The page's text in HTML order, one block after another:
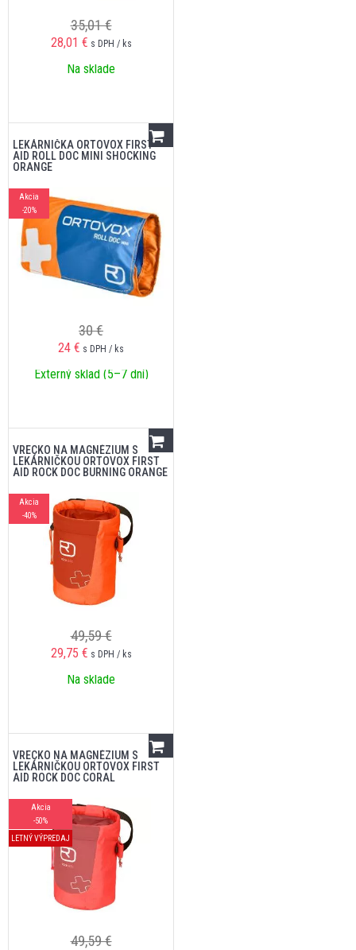
35,01 €
28,01 € s DPH / ks
Na sklade
LEKÁRNIČKA ORTOVOX FIRST
AID ROLL DOC MINI SHOCKING
ORANGE
Akcia
-20%
30 €
24 € s DPH / ks
Externý sklad (5–7 dní)
VRECKO NA MAGNÉZIUM S
LEKÁRNIČKOU ORTOVOX FIRST
AID ROCK DOC BURNING ORANGE
Akcia
-40%
49,59 €
29,75 € s DPH / ks
Na sklade
VRECKO NA MAGNÉZIUM S
LEKÁRNIČKOU ORTOVOX FIRST
AID ROCK DOC CORAL
Akcia
-50%
LETNÝ VÝPREDAJ
49,59 €